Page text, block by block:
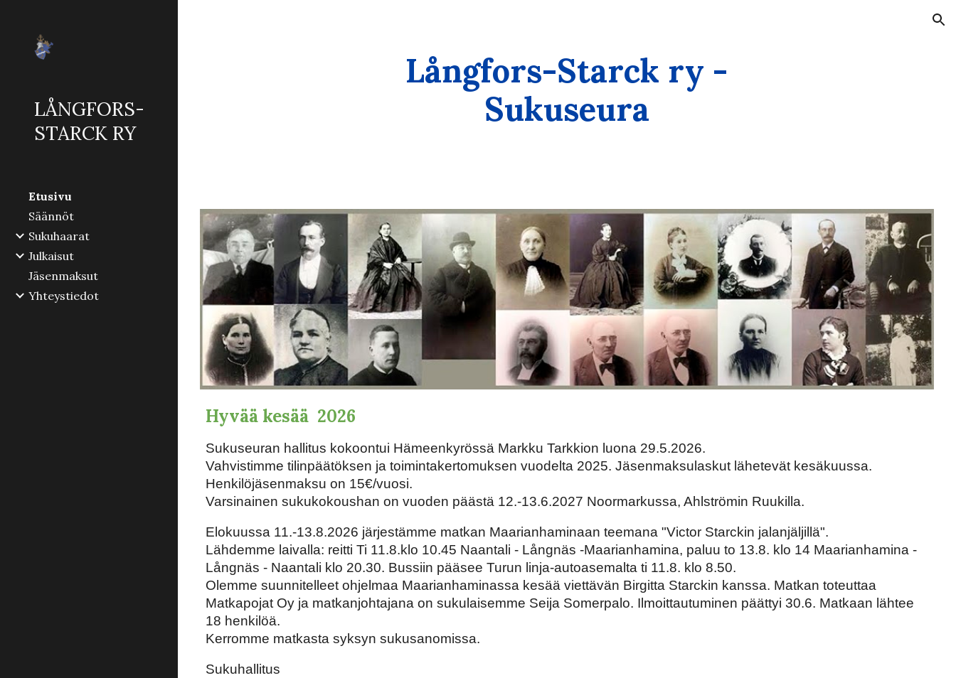
LÅNGFORS-
STARCK RY
Etusivu
Säännöt
Sukuhaarat
Julkaisut
Jäsenmaksut
Yhteystiedot
Långfors-Starck ry -
Sukuseura
Hyvää kesää 2026
Sukuseuran hallitus kokoontui Hämeenkyrössä Markku Tarkkion luona 29.5.2026.
Vahvistimme tilinpäätöksen ja toimintakertomuksen vuodelta 2025. Jäsenmaksulaskut lähetevät kesäkuussa.
Henkilöjäsenmaksu on 15€/vuosi.
Varsinainen sukukokoushan on vuoden päästä 12.-13.6.2027 Noormarkussa, Ahlströmin Ruukilla.
Elokuussa 11.-13.8.2026 järjestämme matkan Maarianhaminaan teemana "Victor Starckin jalanjäljillä".
Lähdemme laivalla: reitti Ti 11.8.klo 10.45 Naantali - Långnäs -Maarianhamina, paluu to 13.8. klo 14 Maarianhamina -
Långnäs - Naantali klo 20.30. Bussiin pääsee Turun linja-autoasemalta ti 11.8. klo 8.50.
Olemme suunnitelleet ohjelmaa Maarianhaminassa kesää viettävän Birgitta Starckin kanssa. Matkan toteuttaa
Matkapojat Oy ja matkanjohtajana on sukulaisemme Seija Somerpalo. Ilmoittautuminen päättyi 30.6. Matkaan lähtee
18 henkilöä.
Kerromme matkasta syksyn sukusanomissa.
Sukuhallitus